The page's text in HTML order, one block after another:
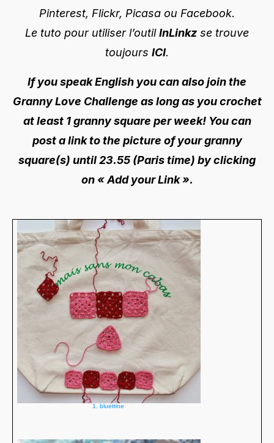
Pinterest, Flickr, Picasa ou Facebook.
Le tuto pour utiliser l’outilInLinkz se trouve
toujours ICI.
If you speak English you can also join the
Granny Love Challenge as long as you crochet
at least 1 granny square per week! You can
post a link to the picture of your granny
square(s) until 23.55 (Paris time) by clicking
on « Add your Link ».
1. bluettine